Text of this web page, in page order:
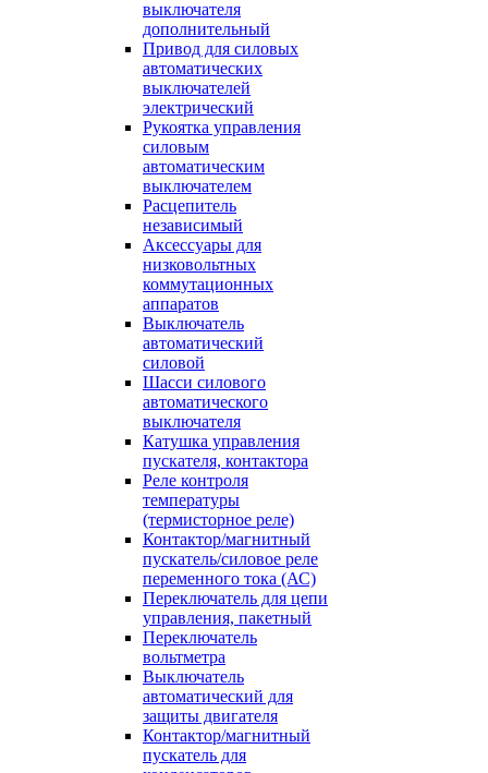
выключателя
дополнительный
Привод для силовых
автоматических
выключателей
электрический
Рукоятка управления
силовым
автоматическим
выключателем
Расцепитель
независимый
Аксессуары для
низковольтных
коммутационных
аппаратов
Выключатель
автоматический
силовой
Шасси силового
автоматического
выключателя
Катушка управления
пускателя, контактора
Реле контроля
температуры
(термисторное реле)
Контактор/магнитный
пускатель/силовое реле
переменного тока (АС)
Переключатель для цепи
управления, пакетный
Переключатель
вольтметра
Выключатель
автоматический для
защиты двигателя
Контактор/магнитный
пускатель для